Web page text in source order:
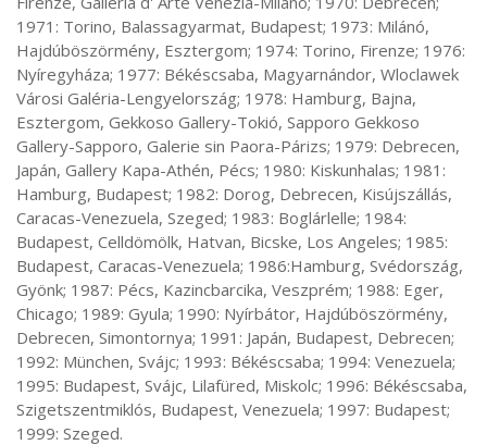
1971: Torino, Balassagyarmat, Budapest; 1973: Milánó,
Hajdúböszörmény, Esztergom; 1974: Torino, Firenze; 1976:
Nyíregyháza; 1977: Békéscsaba, Magyarnándor, Wloclawek
Városi Galéria-Lengyelország; 1978: Hamburg, Bajna,
Esztergom, Gekkoso Gallery-Tokió, Sapporo Gekkoso
Gallery-Sapporo, Galerie sin Paora-Párizs; 1979: Debrecen,
Japán, Gallery Kapa-Athén, Pécs; 1980: Kiskunhalas; 1981:
Hamburg, Budapest; 1982: Dorog, Debrecen, Kisújszállás,
Caracas-Venezuela, Szeged; 1983: Boglárlelle; 1984:
Budapest, Celldömölk, Hatvan, Bicske, Los Angeles; 1985:
Budapest, Caracas-Venezuela; 1986:Hamburg, Svédország,
Gyönk; 1987: Pécs, Kazincbarcika, Veszprém; 1988: Eger,
Chicago; 1989: Gyula; 1990: Nyírbátor, Hajdúböszörmény,
Debrecen, Simontornya; 1991: Japán, Budapest, Debrecen;
1992: München, Svájc; 1993: Békéscsaba; 1994: Venezuela;
1995: Budapest, Svájc, Lilafüred, Miskolc; 1996: Békéscsaba,
Szigetszentmiklós, Budapest, Venezuela; 1997: Budapest;
1999: Szeged.